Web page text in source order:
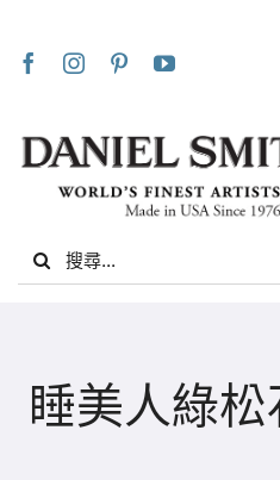
Search
for:
睡美人綠